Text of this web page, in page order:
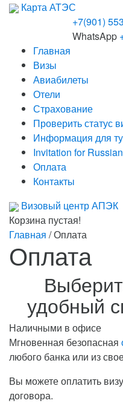
Карта АТЭС
+7(901)
WhatsApp
Главная
Визы
Авиабилеты
Отели
Страхование
Проверить статус
Информация для
Invitation for
Оплата
Контакты
Визовый центрАПЭК
Корзина пустая!
Главная /Оплата
Оплата
удобный
Наличными в офисе
Мгновенная безопасная
любого банка или из
Вы можете оплатить
договора.